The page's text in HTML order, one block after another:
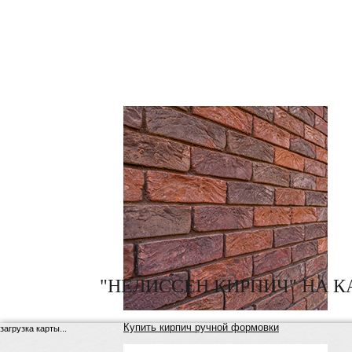
Купить кирпич ручной формовки
"НЕЛИССЕН КИРПИЧ" НА
загрузка карты...